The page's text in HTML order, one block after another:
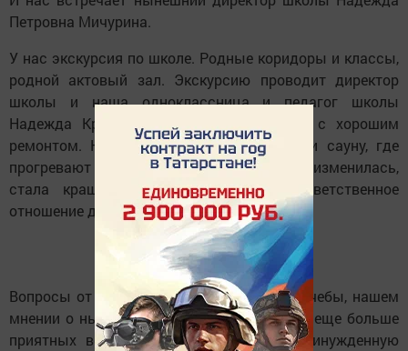
Петровна Мичурина.
У нас экскурсия по школе. Родные коридоры и классы,
родной актовый зал. Экскурсию проводит директор
школы и наша одноклассница и педагог школы
Надежда Краснова. Обновленная школа с хорошим
ремонтом. Нам показали даже бассейн и сауну, где
прогревают детей после занятий. Школа изменилась,
стала краше, удобней. Чувствуется ответственное
отношение директора.
Вопросы от Надежды Петровны о годах учебы, нашем
мнении о нынешнем поколении пробудили еще больше
приятных воспоминаний и создали непринужденную